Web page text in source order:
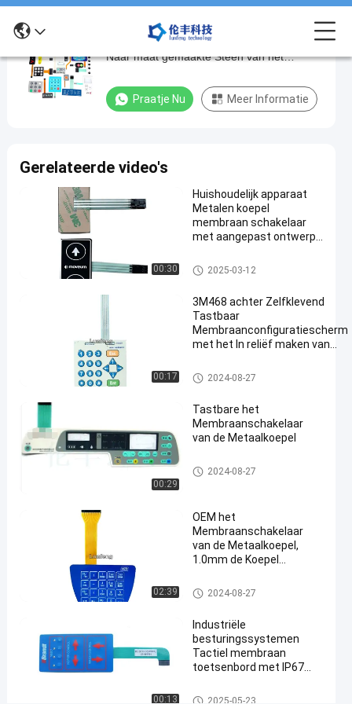
Het
metaal
overkoepelt
maat
gemaakte
Steen
Membraanschakelaar
van de metaalkoepel
2024-
193
Membraanschakelaar
van de metaalkoepel
drukknopschakelaar
knopenmembraan
#
industriële de
van het
machinemembraan
Het metaal overkoepelt de Schakelaar
Naar maat gemaakte Steen van het
Praatje Nu Meer Informatie
Gerelateerde video's
00:30
Huishoudelijk apparaat
Metalen koepel
membraan schakelaar
met aangepast ontwerp
temperatuurbereik
Het Membraanschakelaar van
de metaalkoepel
2025-03-12
00:17
3M468 achter Zelfklevend
Tastbaar
Membraanconfiguratiescherm
met het In reliëf maken van
Het Membraanschakelaar van de me
taalkoepel
2024-08-27
00:29
Tastbare het
Membraanschakelaar
van de Metaalkoepel
Het Membraanschakelaar van
de metaalkoepel
2024-08-27
02:39
OEM het
Membraanschakelaar
van de Metaalkoepel,
1.0mm de Koepel
het Hoogtemetaal
Het Membraanschakelaar van
de metaalkoepel
2024-08-27
00:13
Industriële
besturingssystemen
Tactiel membraan
toetsenbord met IP67
polyester ontwerp
Het Membraanschakelaar van
2025-05-23